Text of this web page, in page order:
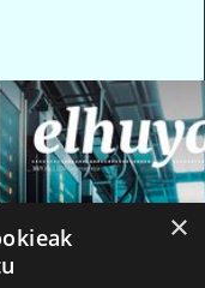
×